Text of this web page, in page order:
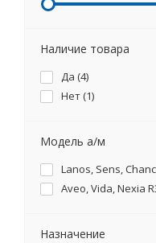
Наличие товара
Да (4)
Нет (1)
Модель а/м
Lanos, Sens,
Aveo, Vida, Nexia
Назначение